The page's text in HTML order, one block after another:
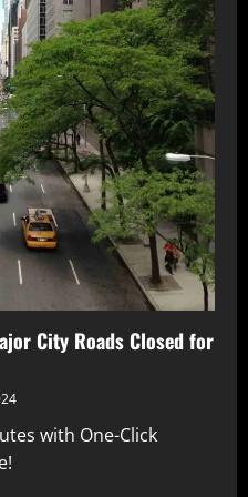
City Roads Closed for
with One-Click